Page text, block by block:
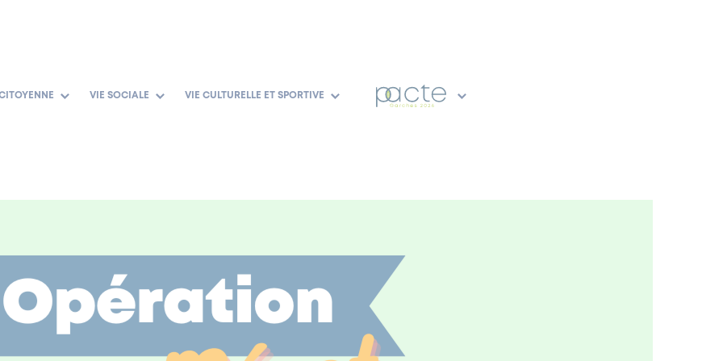
VIE SOCIALE VIE CULTURELLE ET SPORTIVE